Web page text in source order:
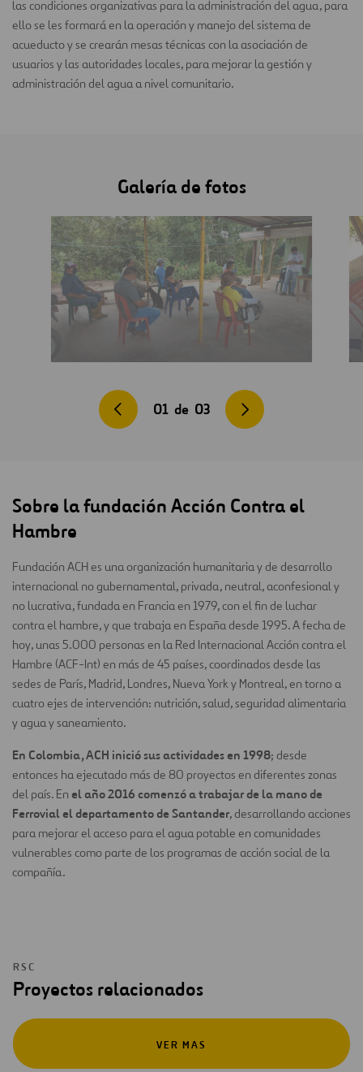
las condiciones organizativas para la administración del agua, para
ello se les formará en la operación y manejo del sistema de
acueducto y se crearán mesas técnicas con la asociación de
usuarios y las autoridades locales, para mejorar la gestión y
administración del agua a nivel comunitario.
Galería de fotos
01 de 03
Sobre la fundación Acción Contra el
Hambre
Fundación ACH es una organización humanitaria y de desarrollo
internacional no gubernamental, privada, neutral, aconfesional y
no lucrativa, fundada en Francia en 1979, con el fin de luchar
contra el hambre, y que trabaja en España desde 1995. A fecha de
hoy, unas 5.000 personas en la Red Internacional Acción contra el
Hambre (ACF-Int) en más de 45 países, coordinados desde las
sedes de París, Madrid, Londres, Nueva York y Montreal, en torno a
cuatro ejes de intervención: nutrición, salud, seguridad alimentaria
y agua y saneamiento.
En Colombia, ACH inició sus actividades en 1998; desde
entonces ha ejecutado más de 80 proyectos en diferentes zonas
del país. En el año 2016 comenzó a trabajar de la mano de
Ferrovial el departamento de Santander, desarrollando acciones
para mejorar el acceso para el agua potable en comunidades
vulnerables como parte de los programas de acción social de la
compañía.
RSC
Proyectos relacionados
VER MAS